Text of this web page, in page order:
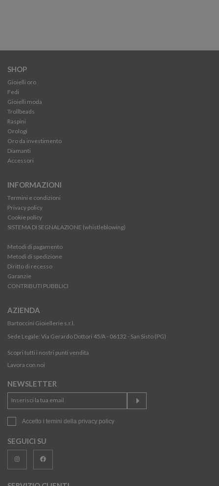
SHOP
Gioielli oro
Fedi
Gioielli moda
Trollbeads
Raspini
Orologi
Oro da investimento
Diamanti
Accessori
INFORMAZIONI
Termini e condizioni
Privacy policy
Cookie policy
SISTEMA DI SEGNALAZIONE (whistleblowing)
Metodi di pagamento
Metodi di spedizione
Diritto di recesso
Garanzie
CONTRIBUTI PUBBLICI
AZIENDA
Bartoccini Gioiellerie s.r.l.
Sede Legale: Via Gerardo Dottori 45/A - 06132 - San Sisto (PG)
Scopri tutti i nostri punti vendita
Lavora con noi
NEWSLETTER
Accetto i temini della privacy policy
SEGUICI SU